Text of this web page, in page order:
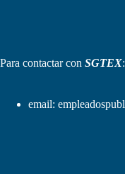
Para contactar con SGTEX:
email: